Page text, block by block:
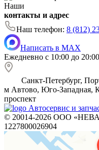
Наши
контакты и адрес
Наш телефон: 8 (812)
Написать в MAX
Ежедневно с 10:00 до 20:00
Санкт-Петербург,
м Автово, Юго-Западная,
проспект
Автосервис и
© 20014-2026 ООО
1227800026904